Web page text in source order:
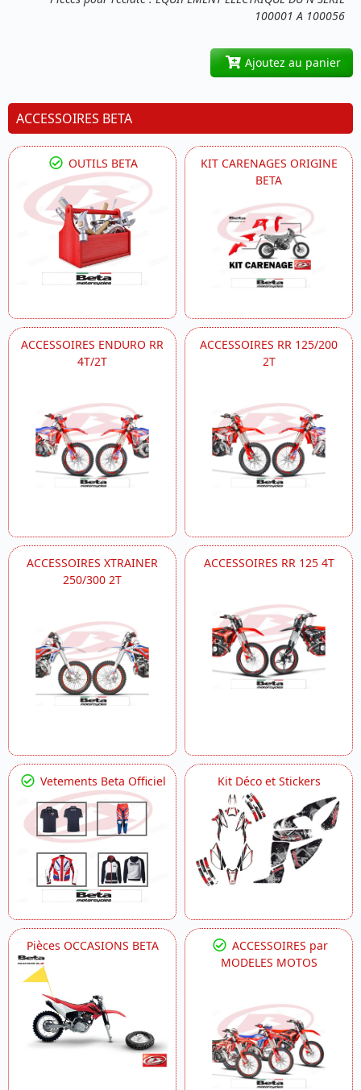
100001 A 100056
Ajoutez au panier
ACCESSOIRES BETA
OUTILS BETA
KIT CARENAGES ORIGINE
BETA
ACCESSOIRES ENDURO RR
4T/2T
ACCESSOIRES RR 125/200
2T
ACCESSOIRES XTRAINER
250/300 2T
ACCESSOIRES RR 125 4T
Vetements Beta Officiel Kit Déco et Stickers
Pièces OCCASIONS BETA
ACCESSOIRES par
MODELES MOTOS